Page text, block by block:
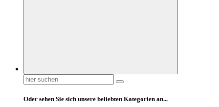
Suchen
nach:
Oder sehen Sie sich unsere beliebten Kategorien an...